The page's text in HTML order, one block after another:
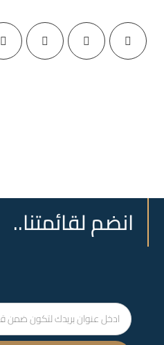
انضم لقائمتنا..